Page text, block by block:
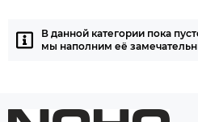
В данной категории пока
мы наполним её